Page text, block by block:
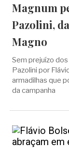
Magnum
Pazolini,
Magno
Sem prejuízo
Pazolini por
armadilhas que
da campanha